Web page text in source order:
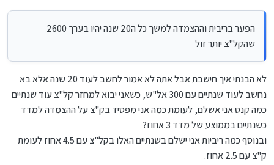
בעתיד.
האמת זה נשמע טוב.
ניסיתי לעשות חשבון.
יהיה אפשר להשיג קל"צ 3.5 וממילא הממוצע יהיה בערך 4.
בריבית זכאות שיגרום הנחה 20% בעמלת פירעון.). למשך 20
שנה.
הפער בריבית וההצמדה למשך כל ה20 שנה יהיו בערך 2600
שהקל"צ יותר זול. (136600 לעומת 134000).
וכל זה בהנחה שבאמת בעוד שנתיים כבר ירדו הריביות באחוז
מהיום.
הפער בריבית וההצמדה למשך כל ה20 שנה יהיו בערך 2600
שהקל"צ יותר זול
לא הבנתי איך חישבת אבל אתה לא אמור לחשב לעוד 20 שנה אלא בא
נחשב לעוד שנתיים עם 300 אל"ש, כשאני יבוא למחזר קל"צ עוד שנתיים
כמה קנס אני אשלם, לעומת כמה אני מפסיד בק"צ על ההצמדה למדד
כשנתיים בממוצע של מדד 3 אחוז?
ובנוסף כמה ריביות אני ישלם בשנתיים האלו בקל"צ עם 4.5 אחוז לעומת
ק"צ עם 2.5 אחוז.